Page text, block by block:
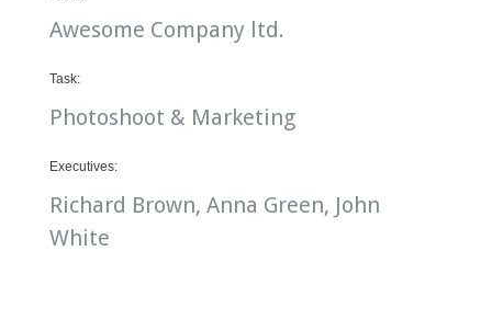
Awesome Company ltd.
Task:
Photoshoot & Marketing
Executives:
Richard Brown, Anna Green, John
White